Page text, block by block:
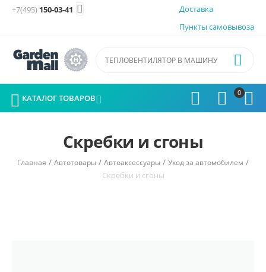
Доставка
Пункты самовывоза
+7(495) 150-03-41 
0 



 КАТАЛОГ ТОВАРОВ
Скребки и сгоны
Главная / Автотовары / Автоаксессуары / Уход за автомобилем /
Скребки и сгоны